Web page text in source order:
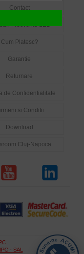
Contact
Frecvente LED
Cum Platesc?
Garantie
Returnare
de Confidentialitate
si Conditii
Download
Cluj-Napoca
- SAL